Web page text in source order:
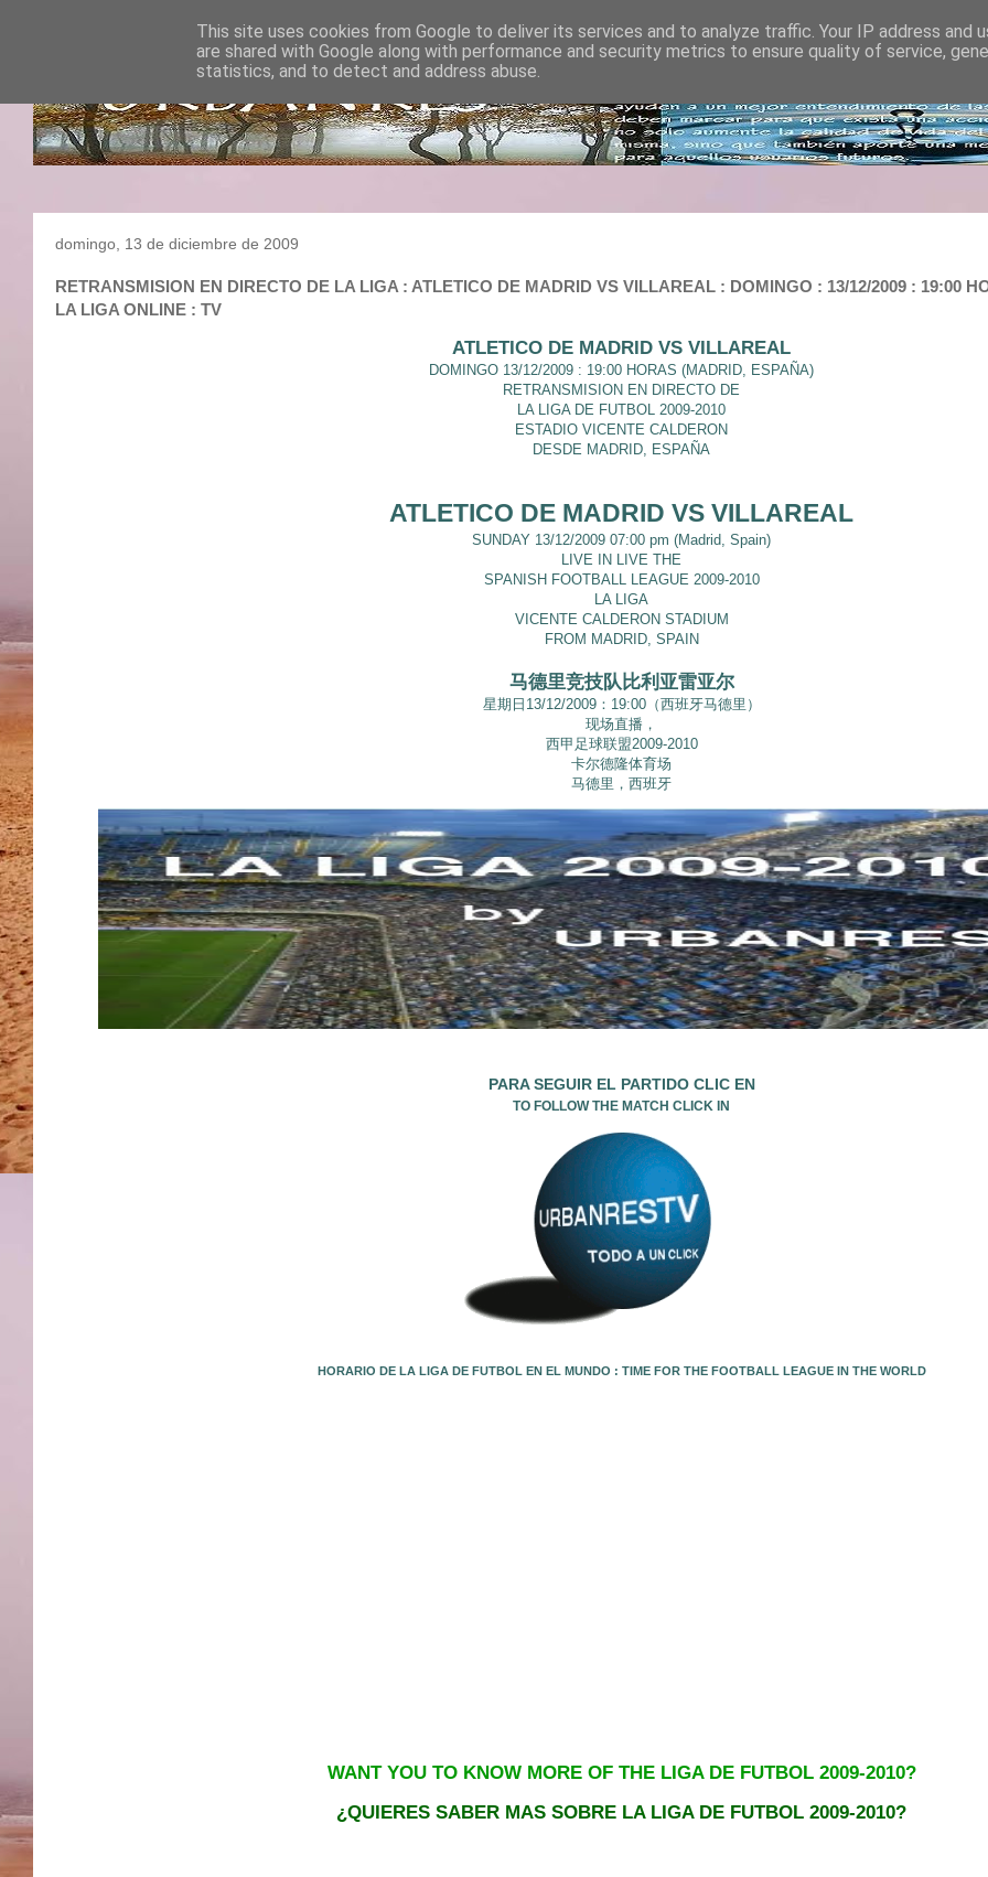
domingo, 13 de diciembre de 2009
RETRANSMISION EN DIRECTO DE LA LIGA : ATLETICO DE MADRID VS VILLAREAL : DOMINGO : 13/12/2009 : 19:00
LA LIGA ONLINE : TV
ATLETICO DE MADRID VS VILLAREAL
DOMINGO 13/12/2009 : 19:00 HORAS (MADRID, ESPAÑA)
RETRANSMISION EN DIRECTO DE
LA LIGA DE FUTBOL 2009-2010
ESTADIO VICENTE CALDERON
DESDE MADRID, ESPAÑA
ATLETICO DE MADRID VS VILLAREAL
SUNDAY 13/12/2009 07:00 pm (Madrid, Spain)
LIVE IN LIVE THE
SPANISH FOOTBALL LEAGUE 2009-2010
LA LIGA
VICENTE CALDERON STADIUM
FROM MADRID, SPAIN
马德里竞技队比利亚雷亚尔
星期日13/12/2009：19:00（西班牙马德里）
现场直播，
西甲足球联盟2009-2010
卡尔德隆体育场
马德里，西班牙
PARA SEGUIR EL PARTIDO CLIC EN
TO FOLLOW THE MATCH CLICK IN
HORARIO DE LA LIGA DE FUTBOL EN EL MUNDO : TIME FOR THE FOOTBALL LEAGUE IN THE WORLD
WANT YOU TO KNOW MORE OF THE LIGA DE FUTBOL 2009-2010?
¿QUIERES SABER MAS SOBRE LA LIGA DE FUTBOL 2009-2010?
This site uses cookies from Google to deliver its services and to analyze traffic. Your IP address and
are shared with Google along with performance and security metrics to ensure quality of service,
statistics, and to detect and address abuse.